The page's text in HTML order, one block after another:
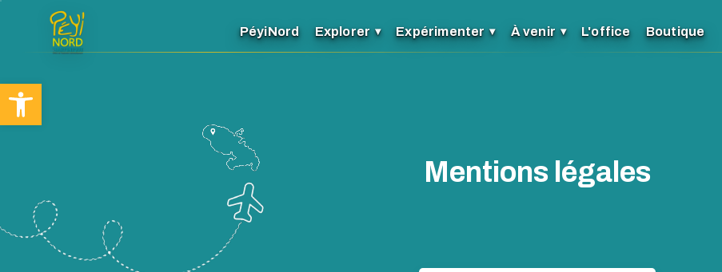
Ouvrir la barre d’outils
PéyiNord Explorer Expérimenter À venir L'office Boutique
Mentions légales